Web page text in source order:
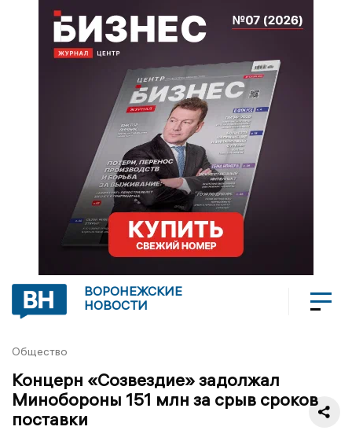
ВОРОНЕЖСКИЕ
НОВОСТИ
Общество
Концерн «Созвездие» задолжал
Минобороны 151 млн за срыв сроков
поставки